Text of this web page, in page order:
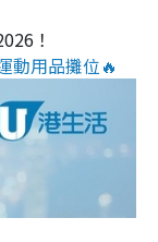
！
動用品攤位🔥